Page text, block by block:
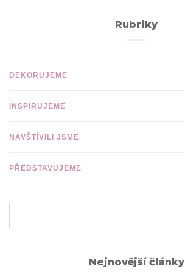
Rubriky
DEKORUJEME
INSPIRUJEME
NAVŠTÍVILI JSME
PŘEDSTAVUJEME
Nejnovější články